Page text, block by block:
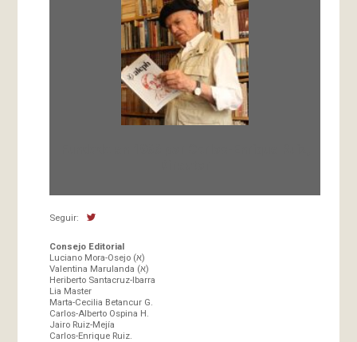
Seguir:
Consejo Editorial
Luciano Mora-Osejo (א)
Valentina Marulanda (א)
Heriberto Santacruz-Ibarra
Lia Master
Marta-Cecilia Betancur G.
Carlos-Alberto Ospina H.
Jairo Ruiz-Mejía
Carlos-Enrique Ruiz.